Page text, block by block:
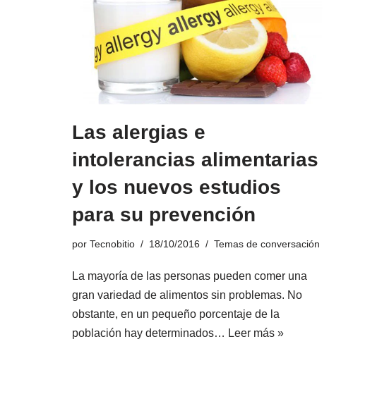
Las alergias e
intolerancias alimentarias
y los nuevos estudios
para su prevención
por Tecnobitio 18/10/2016 Temas de conversación
La mayoría de las personas pueden comer una
gran variedad de alimentos sin problemas. No
obstante, en un pequeño porcentaje de la
población hay determinados… Leer más »